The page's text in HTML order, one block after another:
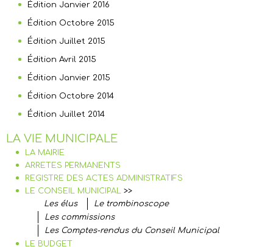
Édition Janvier 2016
Édition Octobre 2015
Édition Juillet 2015
Édition Avril 2015
Édition Janvier 2015
Édition Octobre 2014
Édition Juillet 2014
LA VIE MUNICIPALE
LA MAIRIE
ARRETES PERMANENTS
REGISTRE DES ACTES ADMINISTRATIFS
LE CONSEIL MUNICIPAL >>
Les élus
Le trombinoscope
Les commissions
Les Comptes-rendus du Conseil Municipal
LE BUDGET